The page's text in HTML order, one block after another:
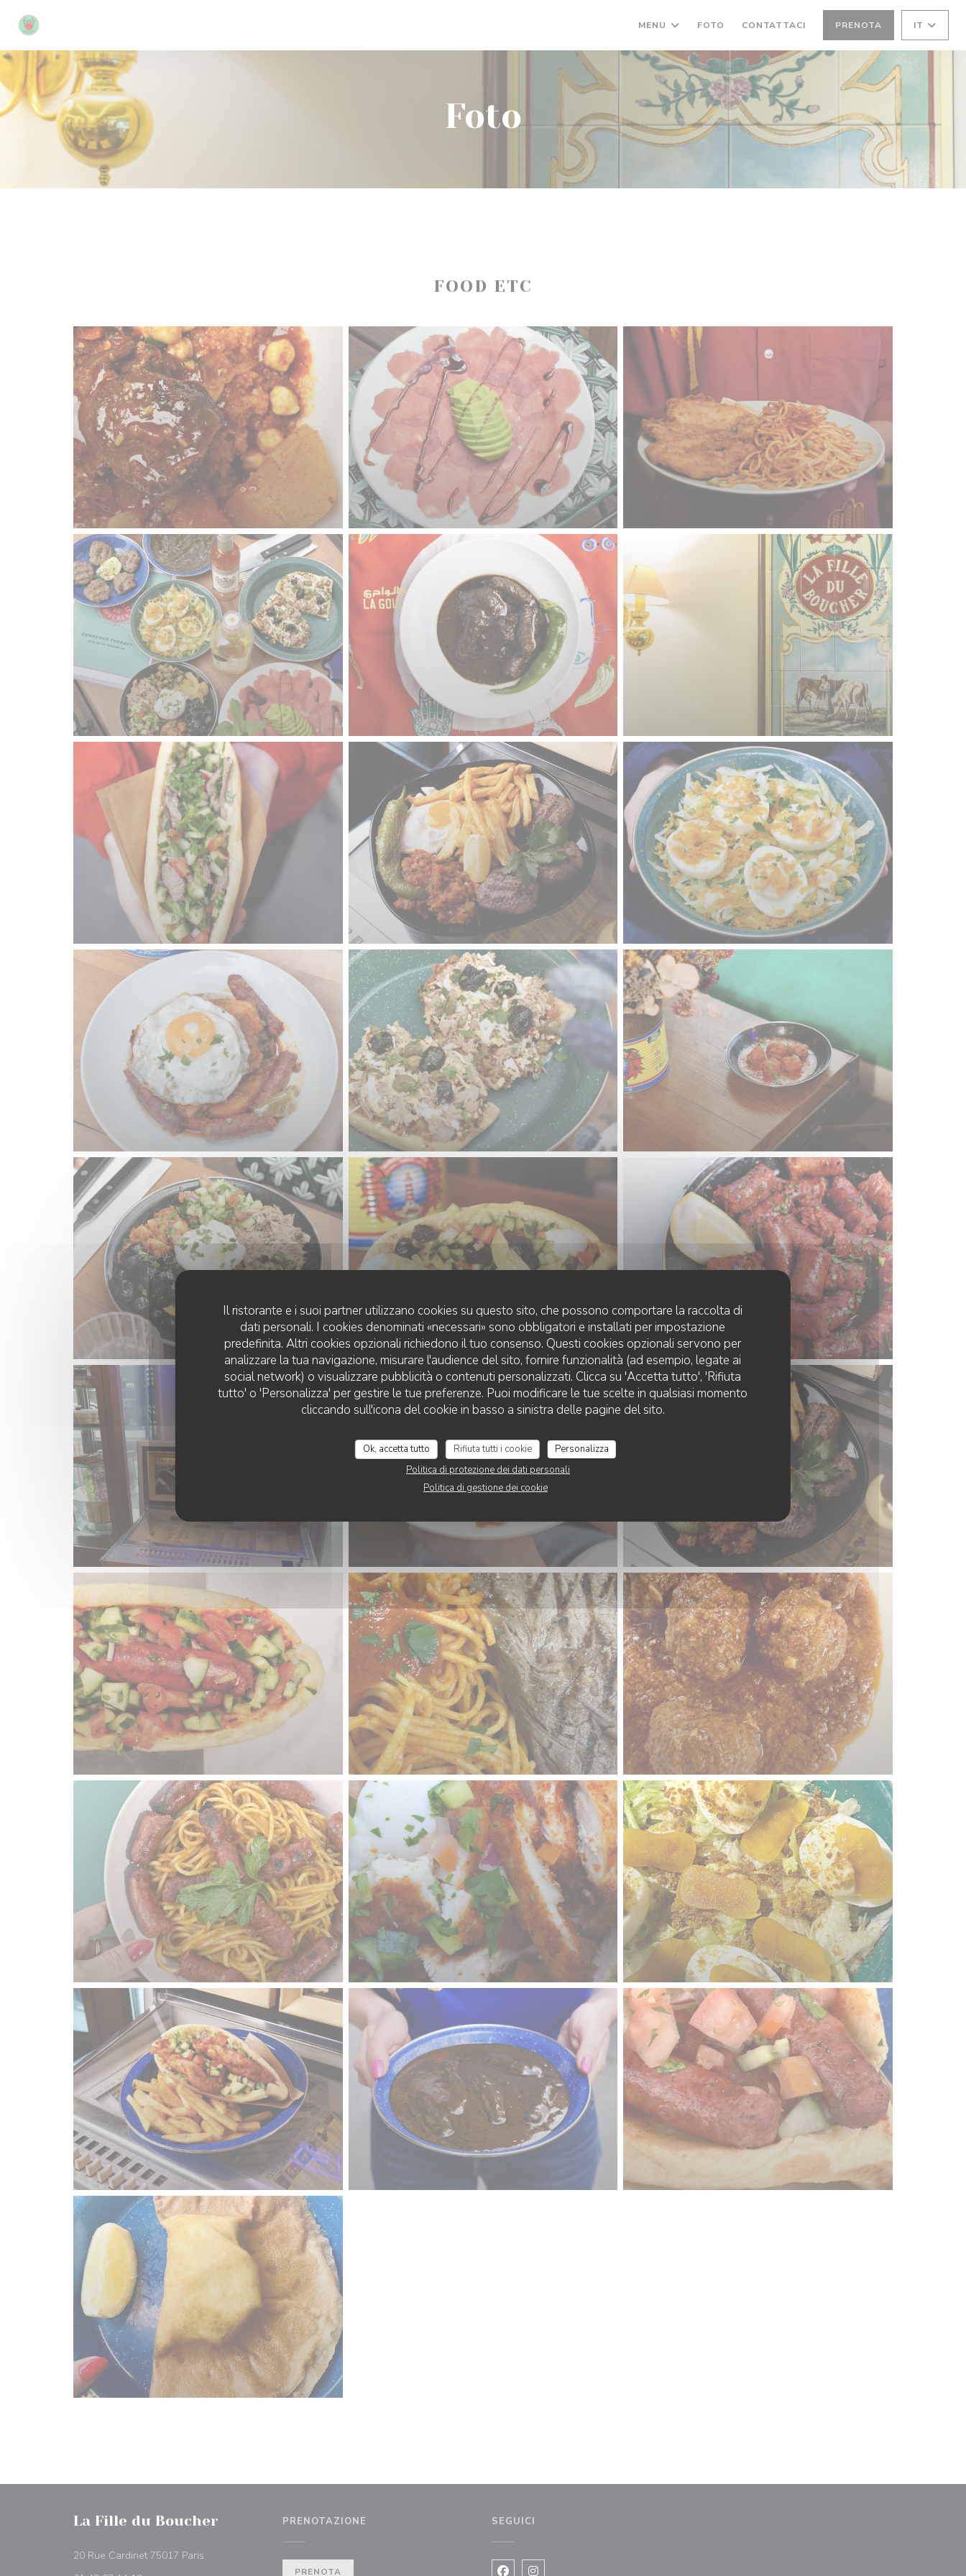
Il ristorante e i suoi partner utilizzano cookies su questo sito, che possono comportare la raccolta di
dati personali. I cookies denominati «necessari» sono obbligatori e installati per impostazione
predefinita. Altri cookies opzionali richiedono il tuo consenso. Questi cookies opzionali servono per
analizzare la tua navigazione, misurare l'audience del sito, fornire funzionalità (ad esempio, legate ai
social network) o visualizzare pubblicità o contenuti personalizzati. Clicca su 'Accetta tutto', 'Rifiuta
tutto' o 'Personalizza' per gestire le tue preferenze. Puoi modificare le tue scelte in qualsiasi momento
cliccando sull'icona del cookie in basso a sinistra delle pagine del sito.
Ok, accetta tutto Rifiuta tutti i cookie
Personalizza
Politica di protezione dei dati personali
Politica di gestione dei cookie
MENU FOTO CONTATTACI PRENOTA IT
Foto
FOOD ETC
La Fille du Boucher
20 Rue Cardinet 75017 Paris
PRENOTAZIONE
PRENOTA
SEGUICI